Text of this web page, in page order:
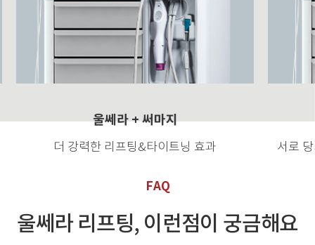
울쎄라 + 써마지
더 강력한 리프팅&타이트닝 효과 서로
FAQ
울쎄라 리프팅, 이런점이 궁금해요